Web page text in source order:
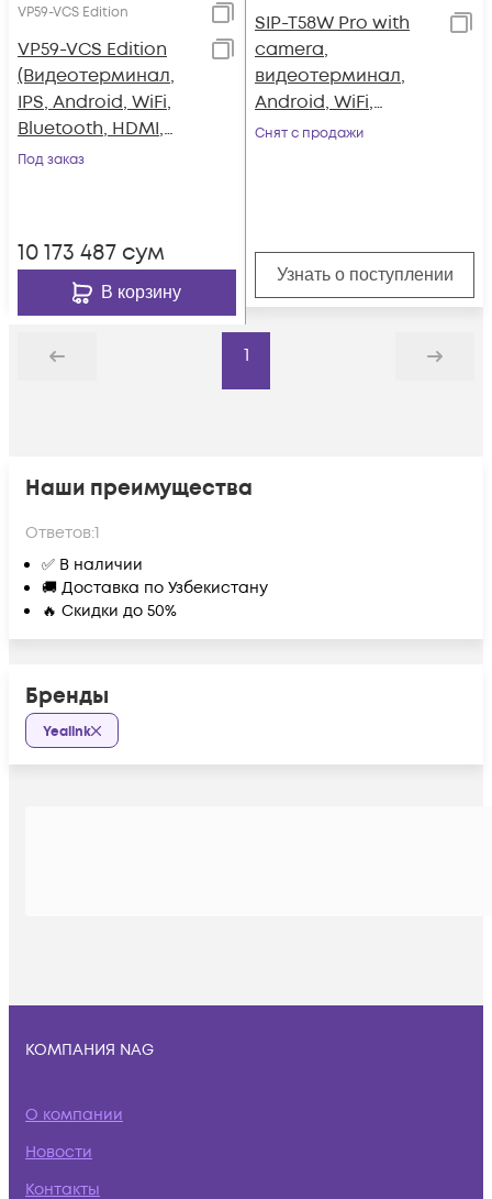
VP59-VCS Edition
VP59-VCS Edition
(Видеотерминал,
IPS, Android, WiFi,
Bluetooth, HDMI,
камера, без БП,
Под заказ
10 173 487 сум
В корзину
SIP-T58W Pro with
camera,
видеотерминал,
Android, WiFi,
Bluetooth трубка,
Снят с продажи
Узнать о поступлении
Назад
1
Дальше
Наши преимущества
Ответов:1
✅ В наличии
🚚 Доставка по Узбекистану
🔥 Скидки до 50%
Бренды
Yealink
КОМПАНИЯ NAG
О компании
Новости
Контакты